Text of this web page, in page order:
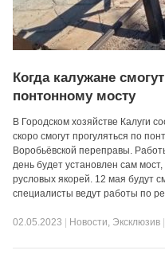
Когда калужане
понтонному мосту
В Городском хозяйстве Калуги
скоро смогут прогуляться по
Воробьёвской переправы.
день будет установлен сам
русловых якорей. 12 мая будут
специалисты ведут работы по
02.05.2023 Новости, Эксклюзив